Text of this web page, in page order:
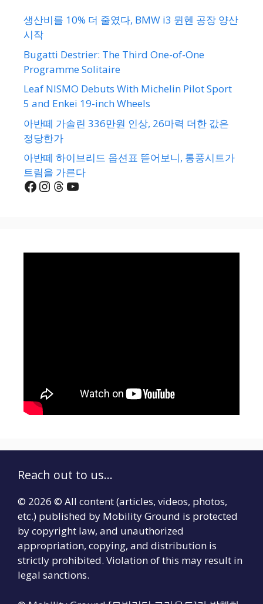
생산비를 10% 더 줄였다, BMW i3 뮌헨 공장 양산
시작
Bugatti Destrier: The Third One-of-One
Programme Solitaire
Leaf NISMO Debuts With Michelin Pilot Sport
5 and Enkei 19-inch Wheels
아반떼 가솔린 336만원 인상, 26마력 더한 값은
정당한가
아반떼 하이브리드 옵션표 뜯어보니, 통풍시트가
트림을 가른다
Facebook
Instagram
Threads
YouTube
Reach out to us...
© 2026 © All content (articles, videos, photos,
etc.) published by Mobility Ground is protected
by copyright law, and unauthorized
appropriation, copying, and distribution is
strictly prohibited. Violation of this may result in
legal sanctions.